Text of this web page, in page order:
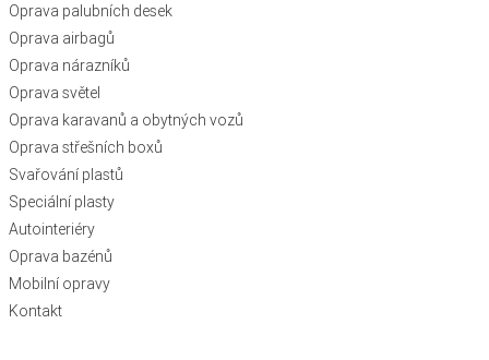
Oprava palubních desek
Oprava airbagů
Oprava nárazníků
Oprava světel
Oprava karavanů a obytných vozů
Oprava střešních boxů
Svařování plastů
Speciální plasty
Autointeriéry
Oprava bazénů
Mobilní opravy
Kontakt